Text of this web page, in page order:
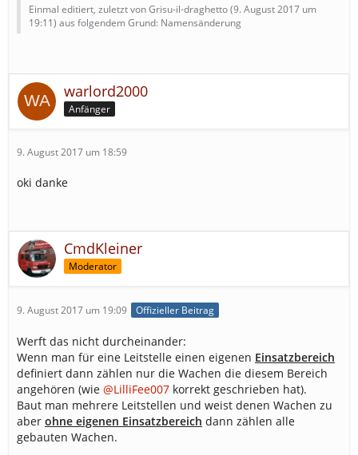
Einmal editiert, zuletzt von Grisu-il-draghetto (9. August 2017 um
19:11) aus folgendem Grund: Namensänderung
warlord2000
Anfänger
9. August 2017 um 18:59
oki danke
CmdKleiner
Moderator
9. August 2017 um 19:09 Offizieller Beitrag
Werft das nicht durcheinander:
Wenn man für eine Leitstelle einen eigenen Einsatzbereich
definiert dann zählen nur die Wachen die diesem Bereich
angehören (wie @LilliFee007 korrekt geschrieben hat).
Baut man mehrere Leitstellen und weist denen Wachen zu
aber ohne eigenen Einsatzbereich dann zählen alle
gebauten Wachen.